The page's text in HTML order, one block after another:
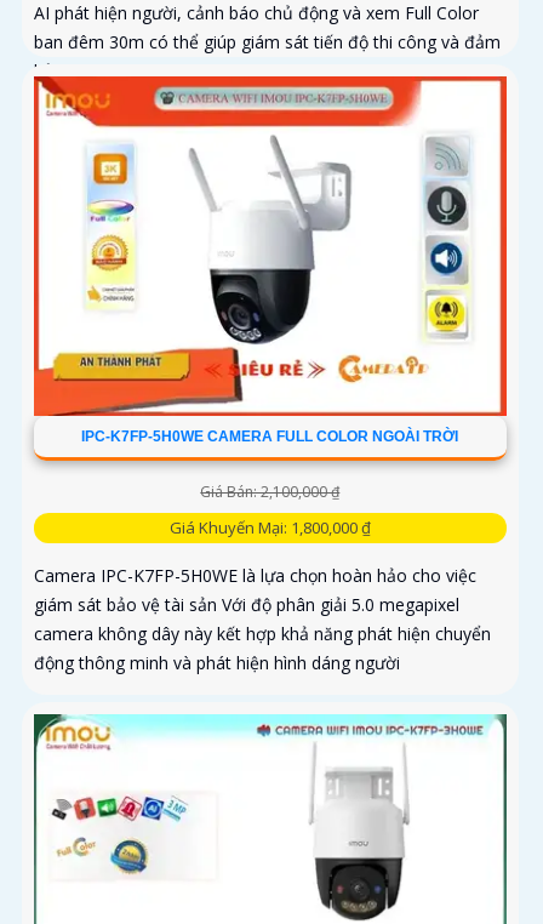
AI phát hiện người, cảnh báo chủ động và xem Full Color
ban đêm 30m có thể giúp giám sát tiến độ thi công và đảm
bảo an ninh cho công trình xây dựng, đặc biệt là trong
những khu vực mà việc đi lại khó khăn hoặc không có sẵn
kết nối mạng ổn định. Camera IPC-K7FP-3H0TE-EU sử dụng
công nghệ nhận diện người và động vật, kết hợp Wifi không
IPC-K7FP-5H0WE CAMERA FULL COLOR NGOÀI TRỜI
Giá Bán: 2,100,000 ₫
Giá Khuyến Mại: 1,800,000 ₫
Camera IPC-K7FP-5H0WE là lựa chọn hoàn hảo cho việc
giám sát bảo vệ tài sản Với độ phân giải 5.0 megapixel
camera không dây này kết hợp khả năng phát hiện chuyển
động thông minh và phát hiện hình dáng người